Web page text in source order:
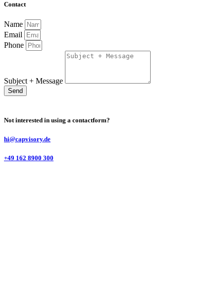
Contact
Name
Email
Phone
Subject + Message
Send
Not interested in using a contactform?
hi@capvisory.de
+49 162 8900 300